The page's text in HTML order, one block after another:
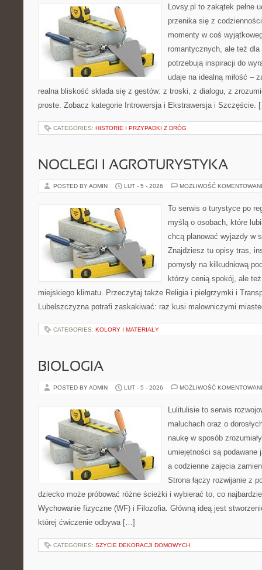
Lovsy.pl to zakątek pełne
przenika się z
momenty w coś
romantycznych, ale też
potrzebują inspiracji do
udaje na idealną miłość –
realna bliskość składa się z gestów: z troski, z dialogu, z
proste. Zobacz kategorie Introwersja i Ekstrawersja i Szczęście.
CATEGORIES: HISTORIE I PRZYPADKI Z DRÓG
NOCLEGI I AGROTURYSTYKA
POSTED BY ADMIN LUT - 5 - 2026 MOŻLIWOŚĆ
To serwis o turystyce po
myślą o osobach, które
chcą planować wyjazdy w
Znajdziesz tu opisy tras,
pomysły na kilkudniową
którzy cenią spokój, ale
miejskiego klimatu. Przeczytaj także Religia i pielgrzymki i
Lubelszczyzna potrafi zaskakiwać: raz kusi malowniczymi
CATEGORIES: KOLORY I MATERIAŁY
BIOLOGIA
POSTED BY ADMIN LUT - 5 - 2026 MOŻLIWOŚĆ
Lulitulisie to serwis
maluchach oraz o
naukę w sposób
umiejętności są podawane
a codzienne zajęcia
Strona łączy rozwijanie z
dziecko może próbować różne ścieżki i wybierać to, co
Wychowanie fizyczne (WF) i Filozofia. Główną ideą jest
której ćwiczenie odbywa […]
CATEGORIES: SZYCIE DEKORACJI DOMOWYCH